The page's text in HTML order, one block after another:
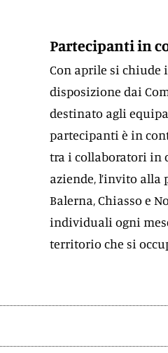
Partecipanti in
Con aprile si chiude
disposizione dai
destinato agli
partecipanti è in
tra i collaboratori in
aziende, l’invito
Balerna, Chiasso e
individuali ogni
territorio che si